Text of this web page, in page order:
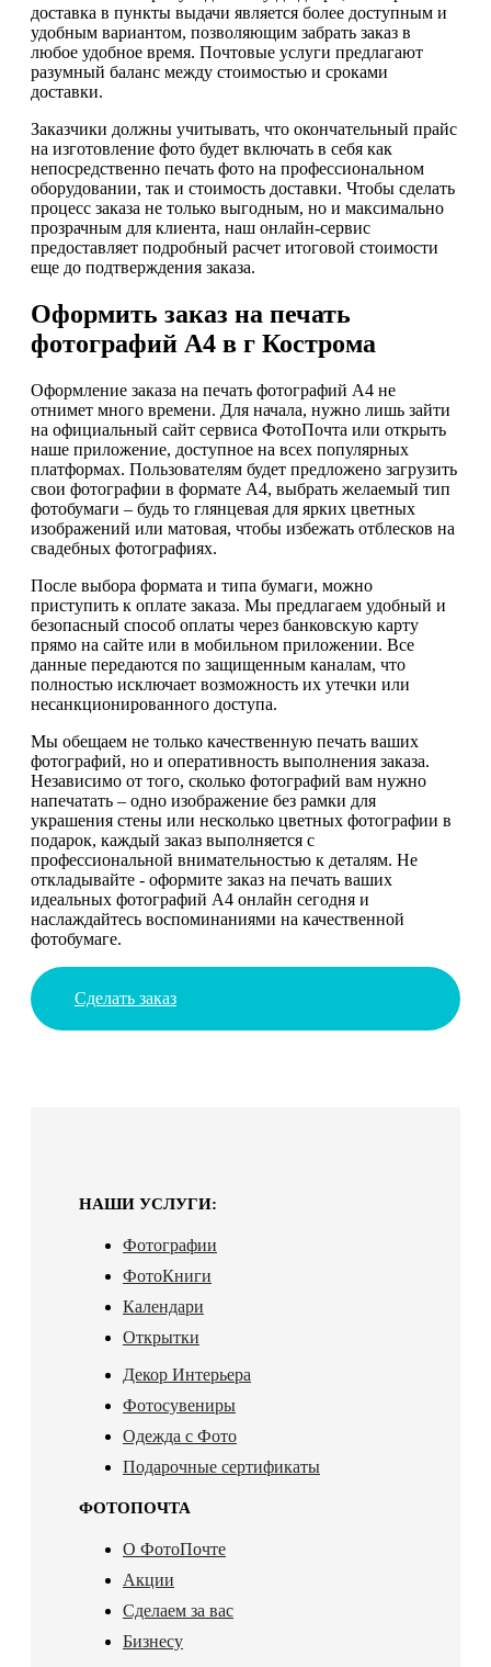
доставка в пункты выдачи является более доступным и
удобным вариантом, позволяющим забрать заказ в
любое удобное время. Почтовые услуги предлагают
разумный баланс между стоимостью и сроками
доставки.
Заказчики должны учитывать, что окончательный прайс
на изготовление фото будет включать в себя как
непосредственно печать фото на профессиональном
оборудовании, так и стоимость доставки. Чтобы сделать
процесс заказа не только выгодным, но и максимально
прозрачным для клиента, наш онлайн-сервис
предоставляет подробный расчет итоговой стоимости
еще до подтверждения заказа.
Оформить заказ на печать
фотографий А4 в г Кострома
Оформление заказа на печать фотографий А4 не
отнимет много времени. Для начала, нужно лишь зайти
на официальный сайт сервиса ФотоПочта или открыть
наше приложение, доступное на всех популярных
платформах. Пользователям будет предложено загрузить
свои фотографии в формате А4, выбрать желаемый тип
фотобумаги – будь то глянцевая для ярких цветных
изображений или матовая, чтобы избежать отблесков на
свадебных фотографиях.
После выбора формата и типа бумаги, можно
приступить к оплате заказа. Мы предлагаем удобный и
безопасный способ оплаты через банковскую карту
прямо на сайте или в мобильном приложении. Все
данные передаются по защищенным каналам, что
полностью исключает возможность их утечки или
несанкционированного доступа.
Мы обещаем не только качественную печать ваших
фотографий, но и оперативность выполнения заказа.
Независимо от того, сколько фотографий вам нужно
напечатать – одно изображение без рамки для
украшения стены или несколько цветных фотографии в
подарок, каждый заказ выполняется с
профессиональной внимательностью к деталям. Не
откладывайте - оформите заказ на печать ваших
идеальных фотографий А4 онлайн сегодня и
наслаждайтесь воспоминаниями на качественной
фотобумаге.
Сделать заказ
НАШИ УСЛУГИ:
Фотографии
ФотоКниги
Календари
Открытки
Декор Интерьера
Фотосувениры
Одежда с Фото
Подарочные сертификаты
ФОТОПОЧТА
О ФотоПочте
Акции
Сделаем за вас
Бизнесу